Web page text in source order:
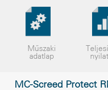
Műszaki
adatlap
MC-Screed Protect